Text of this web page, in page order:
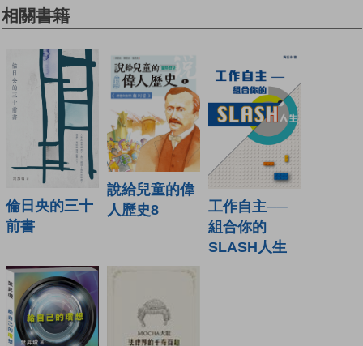
相關書籍
倫日央的三十
前書
說給兒童的偉
人歷史8
工作自主──
組合你的
SLASH人生